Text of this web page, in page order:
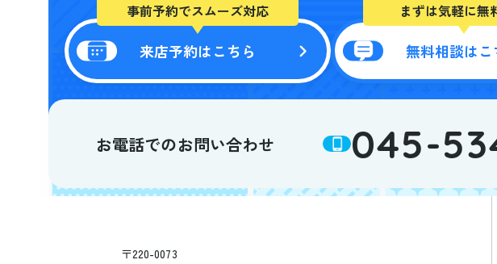
事前予約でスムーズ対応
来店予約はこちら
まずは気軽に無
無料相談はこ
お電話でのお問い合わせ 045-
〒220-0073